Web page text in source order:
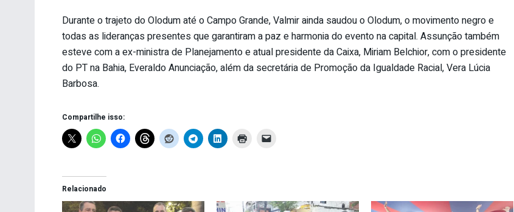
Durante o trajeto do Olodum até o Campo Grande, Valmir ainda saudou o Olodum, o movimento negro e
todas as lideranças presentes que garantiram a paz e harmonia do evento na capital. Assunção também
esteve com a ex-ministra de Planejamento e atual presidente da Caixa, Miriam Belchior, com o presidente
do PT na Bahia, Everaldo Anunciação, além da secretária de Promoção da Igualdade Racial, Vera Lúcia
Barbosa.
Compartilhe isso:
Relacionado